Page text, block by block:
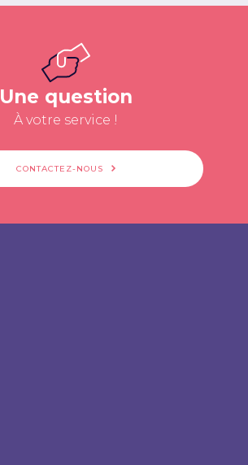
Une question
À votre service !
CONTACTEZ-NOUS